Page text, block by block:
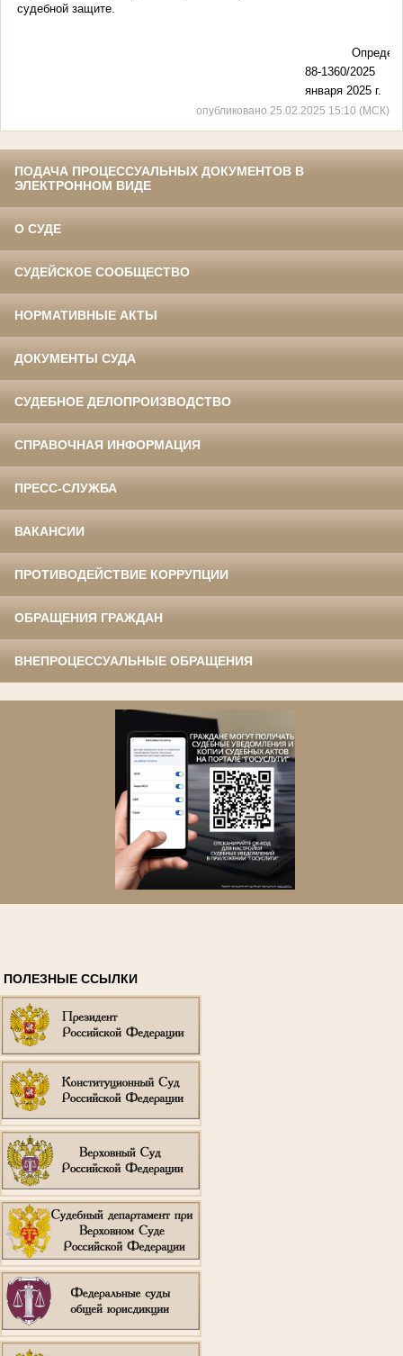
судебной защите.
88-1360/
января 2025 г.
опубликовано 25.02.2025 15:10 (МСК)
ПОДАЧА ПРОЦЕССУАЛЬНЫХ ДОКУМЕНТОВ В
ЭЛЕКТРОННОМ ВИДЕ
О СУДЕ
СУДЕЙСКОЕ СООБЩЕСТВО
НОРМАТИВНЫЕ АКТЫ
ДОКУМЕНТЫ СУДА
СУДЕБНОЕ ДЕЛОПРОИЗВОДСТВО
СПРАВОЧНАЯ ИНФОРМАЦИЯ
ПРЕСС-СЛУЖБА
ВАКАНСИИ
ПРОТИВОДЕЙСТВИЕ КОРРУПЦИИ
ОБРАЩЕНИЯ ГРАЖДАН
ВНЕПРОЦЕССУАЛЬНЫЕ ОБРАЩЕНИЯ
ПОЛЕЗНЫЕ ССЫЛКИ